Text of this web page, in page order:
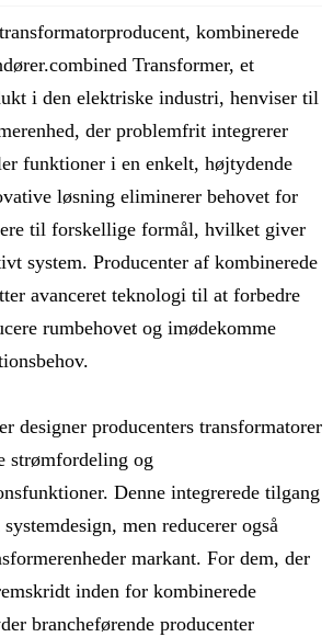
kombinerede
Transformer, et
i den elektriske industri, henviser til
der problemfrit integrerer
funktioner i en enkelt, højtydende
løsning eliminerer behovet for
til forskellige formål, hvilket giver
system. Producenter af kombinerede
avanceret teknologi til at forbedre
rumbehovet og imødekomme
designer producenters transformatorer
strømfordeling og
Denne integrerede tilgang
men reducerer også
markant. For dem, der
inden for kombinerede
brancheførende producenter